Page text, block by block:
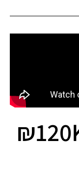
מעיין דרורי - 120K₪